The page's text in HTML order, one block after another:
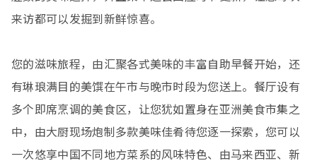
来访都可以发掘到新鲜惊喜。
您的滋味旅程，由汇聚各式美味的丰富自助早餐开始，还
有琳琅满目的美馔在午市与晚市时段为您送上。餐厅设有
多个即席烹调的美食区，让您犹如置身在亚洲美食市集之
中，由大厨现场炮制多款美味佳肴待您逐一探索，您可以
一次悠享中国不同地方菜系的风味特色、由马来西亚、新